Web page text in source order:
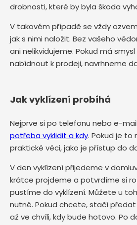
drobnosti, které by byla škoda
V takovém případě se vždy
jak s nimi naložit. Bez vašeho
ani nelikvidujeme. Pokud má
nabídnout k prodeji, navrhneme
Jak vyklízení probíhá
Nejprve si po telefonu nebo e-
potřeba vyklidit a kdy. Pokud je to
praktické věci, jako je přístup do
V den vyklízení přijedeme v
krátce projdeme a potvrdíme si
pustíme do vyklízení. Můžete u
nutné. Pokud chcete, stačí
až ve chvíli, kdy bude hotovo. Po